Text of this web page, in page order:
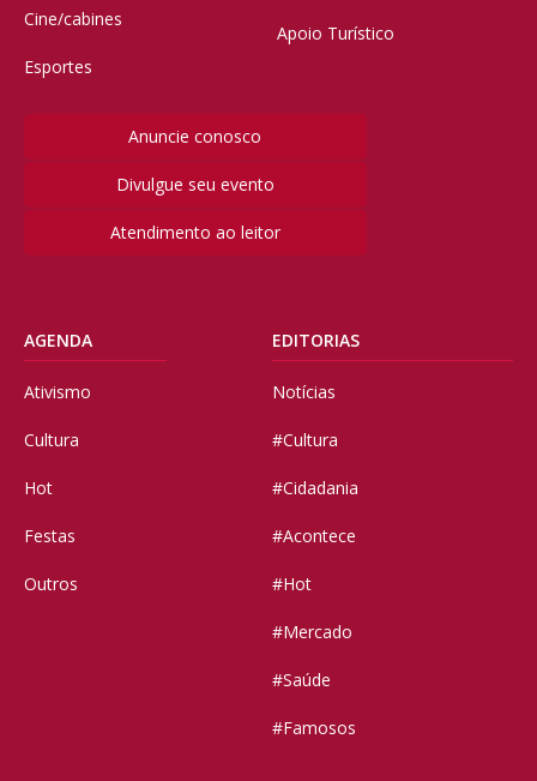
Cine/cabines
Esportes
Apoio Turístico
Anuncie conosco
Divulgue seu evento
Atendimento ao leitor
AGENDA
Ativismo
Cultura
Hot
Festas
Outros
EDITORIAS
Notícias
#Cultura
#Cidadania
#Acontece
#Hot
#Mercado
#Saúde
#Famosos